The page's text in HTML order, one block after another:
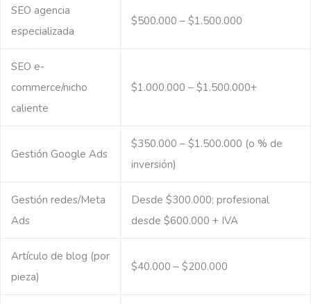
SEO agencia
especializada
$500.000 – $1.500.000
SEO e-
commerce/nicho
caliente
$1.000.000 – $1.500.000+
Gestión Google Ads
$350.000 – $1.500.000 (o % de
inversión)
Gestión redes/Meta
Ads
Desde $300.000; profesional
desde $600.000 + IVA
Artículo de blog (por
pieza)
$40.000 – $200.000